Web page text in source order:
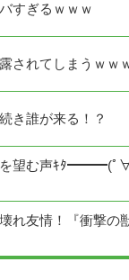
すぎるｗｗｗ
されてしまうｗｗ
き誰が来る！？
を望む声ｷﾀ
れ友情！『衝撃の